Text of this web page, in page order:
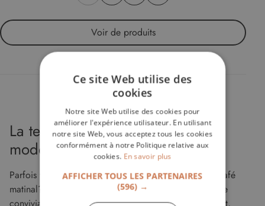
Voir de produits
La tendance actuelle pour un
mode de vie contemporain
Parfois vous profitez d’un repas rapide ou bien d’un café
matinal? Vous avez besoin d'aménager un petit espace
Ce site Web utilise des
cookies
Notre site Web utilise des cookies pour
améliorer l'expérience utilisateur. En utilisant
notre site Web, vous acceptez tous les cookies
conformément à notre Politique relative aux
cookies. En savoir plus
AFFICHER TOUS LES PARTENAIRES
(596) →